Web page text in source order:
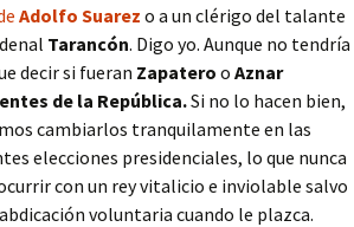
Adolfo Suarez o a un clérigo del talante
Tarancón. Digo yo. Aunque no tendría
decir si fueran Zapatero o Aznar
de la República.Si no lo hacen bien,
cambiarlos tranquilamente en las
elecciones presidenciales, lo que nunca
con un rey vitalicio e inviolable salvo
voluntaria cuando le plazca.